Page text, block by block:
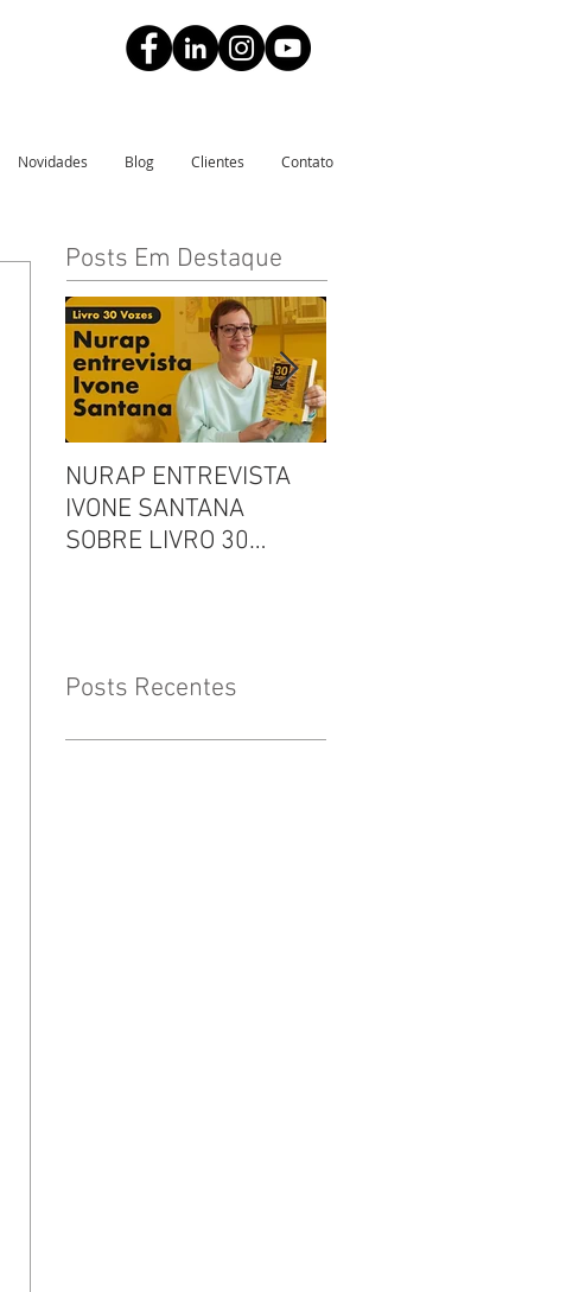
Novidades Blog Clientes Contato
Posts Em Destaque
NURAP ENTREVISTA
IVONE SANTANA
SOBRE LIVRO 30
Posts Recentes